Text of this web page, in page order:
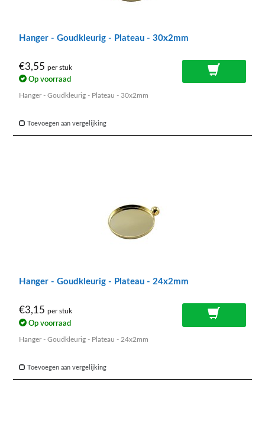
Hanger - Goudkleurig - Plateau - 30x2mm
€3,55 per stuk
Op voorraad
Hanger - Goudkleurig - Plateau - 30x2mm
Toevoegen aan vergelijking
Hanger - Goudkleurig - Plateau - 24x2mm
€3,15 per stuk
Op voorraad
Hanger - Goudkleurig - Plateau - 24x2mm
Toevoegen aan vergelijking